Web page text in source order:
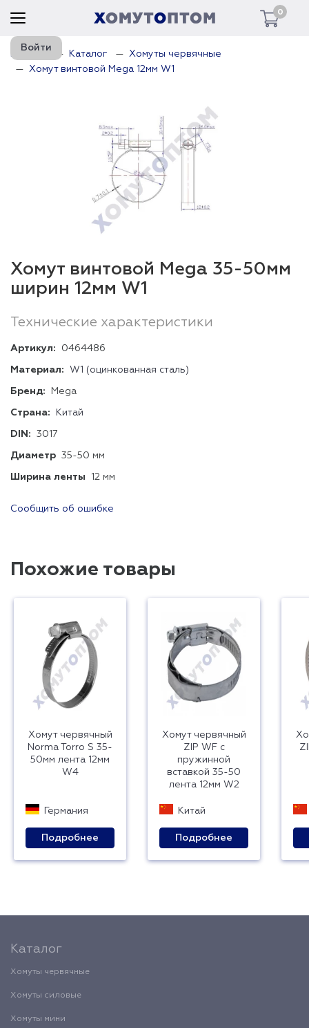
0
Войти
Главная Каталог
Хомуты червячные
Хомут винтовой Mega 12мм W1
Хомут винтовой Mega 35-50мм
ширин 12мм W1
Технические характеристики
Артикул: 0464486
Материал: W1 (оцинкованная сталь)
Бренд: Mega
Страна: Китай
DIN: 3017
Диаметр 35-50 мм
Ширина ленты 12 мм
Сообщить об ошибке
Похожие товары
Хомут червячный
Norma Torro S 35-
50мм лента 12мм
W4
Германия
Подробнее
Хомут червячный
ZIP WF с
пружинной
вставкой 35-50
лента 12мм W2
Китай
Подробнее
Каталог
Хомуты червячные
Хомуты силовые
Хомуты мини